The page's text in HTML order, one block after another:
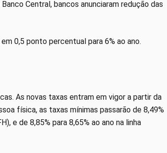
Central, bancos anunciaram redução das
em 0,5 ponto percentual para 6% ao ano.
As novas taxas entram em vigor a partir da
física, as taxas mínimas passarão de 8,49%
e de 8,85% para 8,65% ao ano na linha